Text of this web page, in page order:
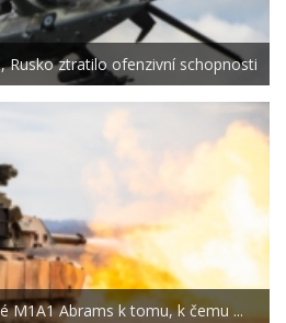
Rusko ztratilo ofenzivní schopnosti
M1A1 Abrams k tomu, k čemu ...